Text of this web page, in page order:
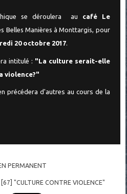
se déroulera au café Le
Belles Manières à Monttargis, pour
20 octobre 2017.
intitulé : "La culture serait-elle
violence?"
précédera d'autres au cours de la
PERMANENT
[67] "CULTURE CONTRE VIOLENCE"